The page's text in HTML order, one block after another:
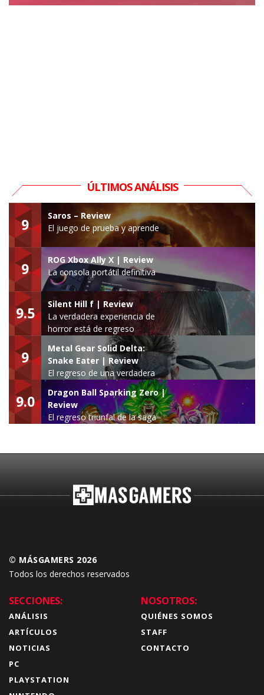
ÚLTIMOS ANÁLISIS
9
Saros – Review
El juego de prueba y aprende
9
ROG Xbox Ally X | Review
La consola portátil definitiva
9.5
Silent Hill f | Review
La verdadera experiencia de
horror está de regreso
9
Metal Gear Solid Delta:
Snake Eater | Review
El regreso de una verdadera
leyenda
9.0
Dragon Ball Sparking Zero |
Review
El regreso triunfal de la saga
© MÁSGAMERS 2026
Todos los derechos reservados
SECCIONES:
ANÁLISIS
ARTÍCULOS
NOTICIAS
PC
PLAYSTATION
NOSOTROS:
QUIÉNES SOMOS
STAFF
CONTACTO